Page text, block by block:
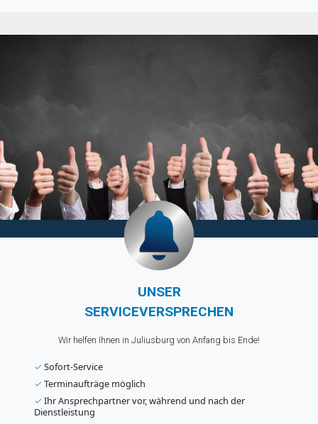
UNSER
SERVICEVERSPRECHEN
Wir helfen Ihnen in Juliusburg von Anfang bis Ende!
✓ Sofort-Service
✓ Terminaufträge möglich
✓ Ihr Ansprechpartner vor, während und nach der
Dienstleistung